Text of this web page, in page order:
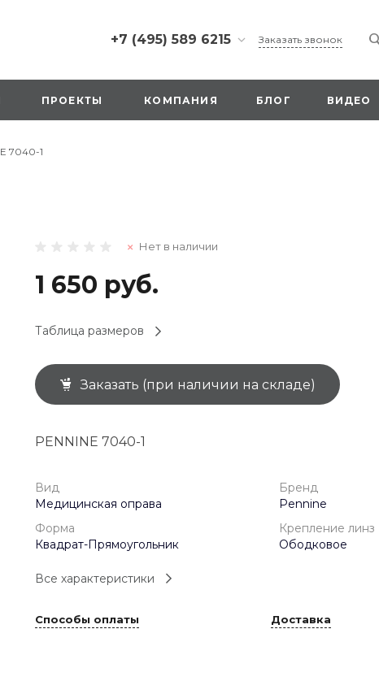
+7 (495) 589 6215
+7 (495) 589 6215
г. Москва, Русаковская
ул., д.1, вход с улицы со
стороны ТТК
г. Москва,
оранжевая вывеска
напротив «Перекрестка»
на 1 этаже
1 мая: 10:00-19:00
+7 (926) 092 4274
г. Королёв, пр-т
(0-9)
1 мая: 10:00-19:00
9 мая: 10:00-19:00
Заказать звонок
ПРОЕКТЫ КОМПАНИЯ БЛОГ ВИДЕО
7040-1
Нет в наличии
1 650 руб.
Таблица размеров
Заказать (при наличии на складе)
PENNINE 7040-1
Вид
Медицинская оправа
Бренд
Pennine
Форма
Квадрат-Прямоугольник
Крепление линз
Ободковое
Все характеристики
Способы оплаты Доставка